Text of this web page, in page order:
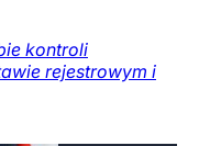
kontroli
rejestrowym i